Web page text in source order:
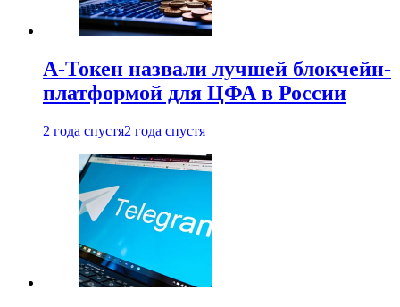
А-Токен назвали лучшей блокчейн-
платформой для ЦФА в России
2 года спустя2 года спустя